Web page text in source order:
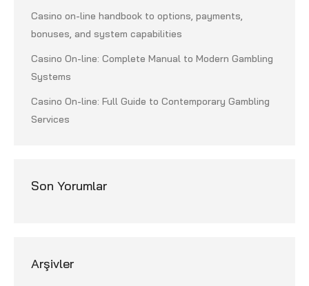
Casino on-line handbook to options, payments,
bonuses, and system capabilities
Casino On-line: Complete Manual to Modern Gambling
Systems
Casino On-line: Full Guide to Contemporary Gambling
Services
Son Yorumlar
Arşivler